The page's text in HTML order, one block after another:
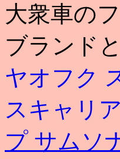
大衆車の
ブランド
ヤオフク
スキャリ
プ サムソ